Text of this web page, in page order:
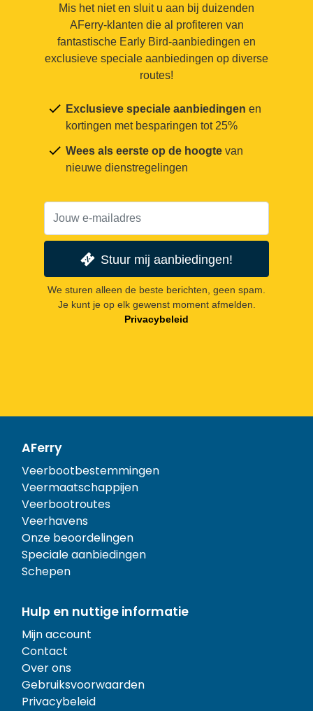
Mis het niet en sluit u aan bij duizenden
AFerry-klanten die al profiteren van
fantastische Early Bird-aanbiedingen en
exclusieve speciale aanbiedingen op diverse
routes!
Exclusieve speciale aanbiedingen en
kortingen met besparingen tot 25%
Wees als eerste op de hoogte van
nieuwe dienstregelingen
Stuur mij aanbiedingen!
We sturen alleen de beste berichten, geen spam.
Je kunt je op elk gewenst moment afmelden.
Privacybeleid
AFerry
Veerbootbestemmingen
Veermaatschappijen
Veerbootroutes
Veerhavens
Onze beoordelingen
Speciale aanbiedingen
Schepen
Hulp en nuttige informatie
Mijn account
Contact
Over ons
Gebruiksvoorwaarden
Privacybeleid